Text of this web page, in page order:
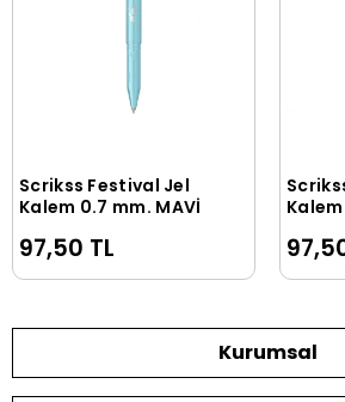
Sepete Ekle
Scrikss Festival Jel
Kalem 0.7 mm. MAVİ
97,50 TL
Kurumsal